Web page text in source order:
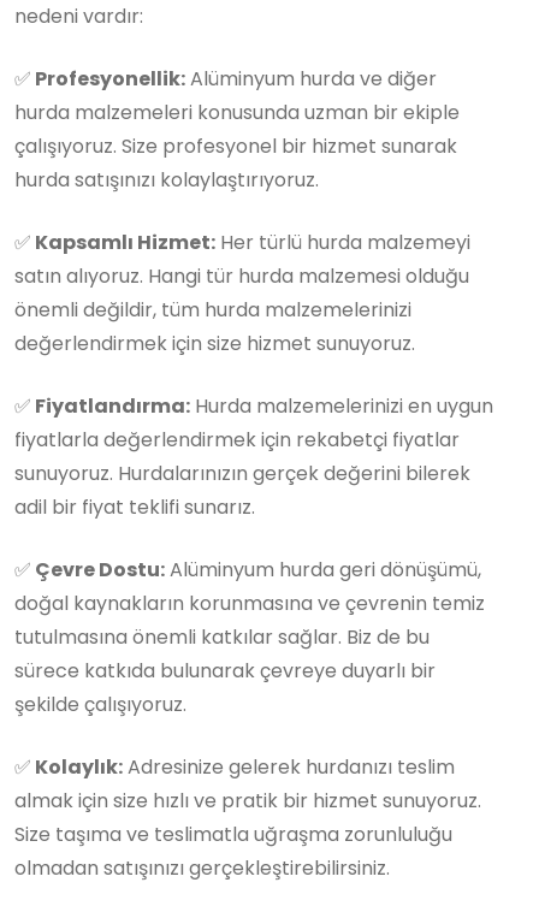
nedeni vardır:
✅ Profesyonellik:Alüminyum hurda ve diğer
hurda malzemeleri konusunda uzman bir ekiple
çalışıyoruz. Size profesyonel bir hizmet sunarak
hurda satışınızı kolaylaştırıyoruz.
✅ Kapsamlı Hizmet: Her türlü hurda malzemeyi
satın alıyoruz. Hangi tür hurda malzemesi olduğu
önemli değildir, tüm hurda malzemelerinizi
değerlendirmek için size hizmet sunuyoruz.
✅ Fiyatlandırma: Hurda malzemelerinizi en uygun
fiyatlarla değerlendirmek için rekabetçi fiyatlar
sunuyoruz. Hurdalarınızın gerçek değerini bilerek
adil bir fiyat teklifi sunarız.
✅ Çevre Dostu:Alüminyum hurda geri dönüşümü,
doğal kaynakların korunmasına ve çevrenin temiz
tutulmasına önemli katkılar sağlar. Biz de bu
sürece katkıda bulunarak çevreye duyarlı bir
şekilde çalışıyoruz.
✅ Kolaylık:Adresinize gelerek hurdanızı teslim
almak için size hızlı ve pratik bir hizmet sunuyoruz.
Size taşıma ve teslimatla uğraşma zorunluluğu
olmadan satışınızı gerçekleştirebilirsiniz.